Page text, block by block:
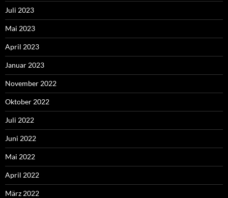
Juli 2023
Mai 2023
April 2023
Januar 2023
November 2022
Oktober 2022
Juli 2022
Juni 2022
Mai 2022
April 2022
März 2022